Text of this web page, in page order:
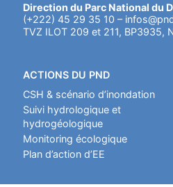
Direction du Parc National du
(+222) 45 29 35 10 –
TVZ ILOT 209 et 211, BP3935,
ACTIONS DU PND
CSH & scénario d’inondation
Suivi hydrologique et
hydrogéologique
Monitoring écologique
Plan d’action d’EE